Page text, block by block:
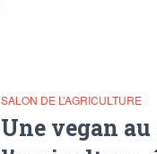
SALON DE L’AGRICULTURE
Une vegan au